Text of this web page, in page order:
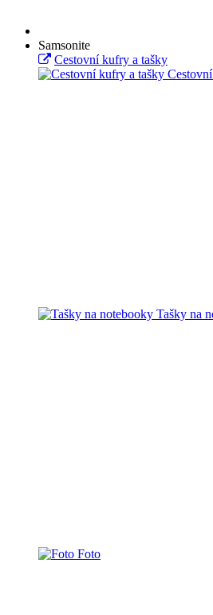
Samsonite
Cestovní kufry a tašky
Tašky na
Foto